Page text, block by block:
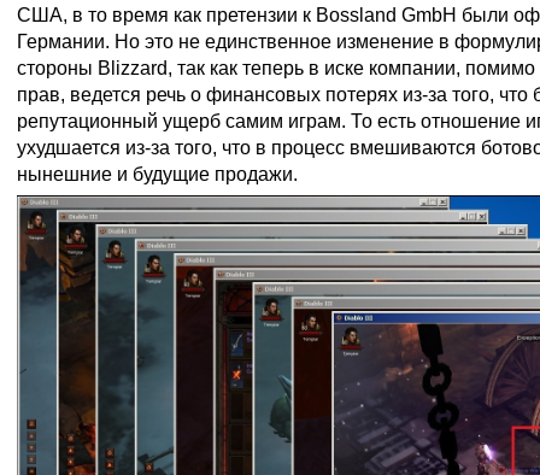
США, в то время как претензии к Bossland GmbH были
Германии. Но это не единственное изменение в
стороны Blizzard, так как теперь в иске компании,
прав, ведется речь о финансовых потерях из-за того, что
репутационный ущерб самим играм. То есть отношение
ухудшается из-за того, что в процесс вмешиваются
нынешние и будущие продажи.